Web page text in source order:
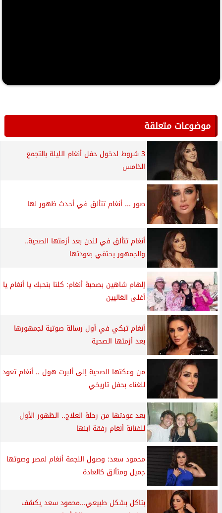
موضوعات متعلقة
3 شروط لدخول حفل أنغام الليلة بالتجمع
الخامس
صور ... أنغام تتألق في أحدث ظهور لها
أنغام تتألق في لندن بعد أزمتها الصحية..
والجمهور يحتفي بعودتها
إلهام شاهين بصحبة أنغام: كلنا بنحبك يا أنغام يا
أغلى الغاليين
أنغام تبكي في أول رسالة صوتية لجمهورها
بعد أزمتها الصحية
من وعكتها الصحية إلى ألبرت هول .. أنغام تعود
للغناء بحفل تاريخي
بعد عودتها من رحلة العلاج.. الظهور الأول
للفنانة أنغام رفقة ابنها
محمود سعد: وصول النجمة أنغام لمصر وصوتها
جميل ومتألق كالعادة
بتاكل بشكل طبيعي...محمود سعد يكشف